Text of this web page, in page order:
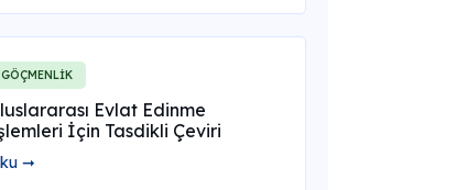
GÖÇMENLİK
Evlat Edinme
İçin Tasdikli Çeviri
➞